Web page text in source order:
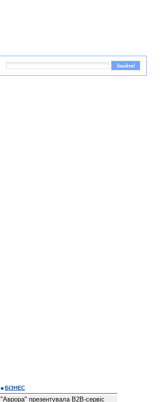
БІЗНЕС
"Аврора" презентувала B2B-сервіс